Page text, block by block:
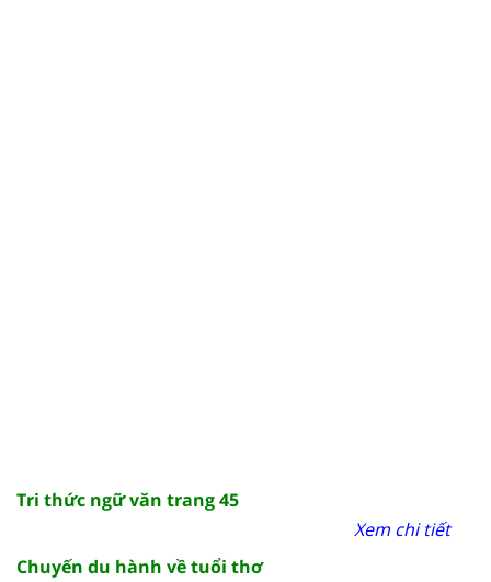
Tri thức ngữ văn trang 45
Xem chi tiết
Chuyến du hành về tuổi thơ